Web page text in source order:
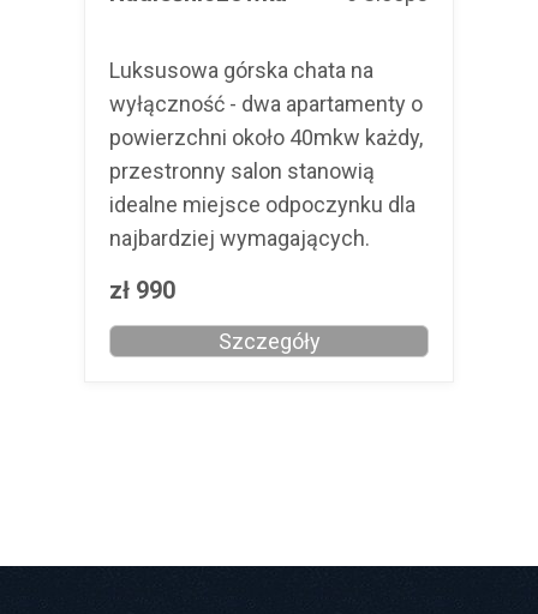
Luksusowa górska chata na
wyłączność - dwa apartamenty o
powierzchni około 40mkw każdy,
przestronny salon stanowią
idealne miejsce odpoczynku dla
najbardziej wymagających.
zł 990
Szczegóły